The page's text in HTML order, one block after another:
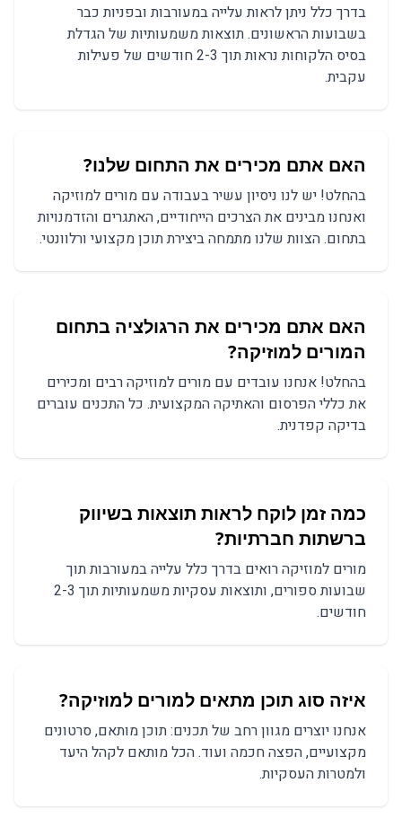
בדרך כלל ניתן לראות עלייה במעורבות ובפניות כבר
בשבועות הראשונים. תוצאות משמעותיות של הגדלת
בסיס הלקוחות נראות תוך 2-3 חודשים של פעילות
עקבית.
האם אתם מכירים את התחום שלנו?
בהחלט! יש לנו ניסיון עשיר בעבודה עם מורים למוזיקה
ואנחנו מבינים את הצרכים הייחודיים, האתגרים והזדמנויות
בתחום. הצוות שלנו מתמחה ביצירת תוכן מקצועי ורלוונטי.
האם אתם מכירים את הרגולציה בתחום
המורים למוזיקה?
בהחלט! אנחנו עובדים עם מורים למוזיקהרבים ומכירים
את כללי הפרסום והאתיקה המקצועית. כל התכנים עוברים
בדיקה קפדנית.
כמה זמן לוקח לראות תוצאות בשיווק
ברשתות חברתיות?
מורים למוזיקהרואים בדרך כלל עלייה במעורבות תוך
שבועות ספורים, ותוצאות עסקיות משמעותיות תוך 2-3
חודשים.
איזה סוג תוכן מתאים למורים למוזיקה?
אנחנו יוצרים מגוון רחב של תכנים:תוכן מותאם, סרטונים
מקצועיים, הפצה חכמה ועוד. הכל מותאם לקהל היעד
ולמטרות העסקיות.